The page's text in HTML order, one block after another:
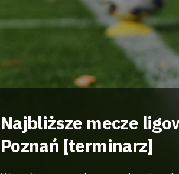
Najbliższe mecze
Poznań [terminarz]